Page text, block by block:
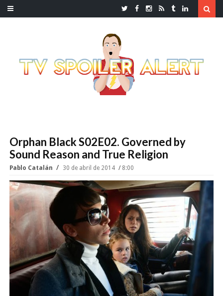
Orphan Black S02E02. Governed by
Sound Reason and True Religion
Pablo Catalán 30 de abril de 2014 8:00